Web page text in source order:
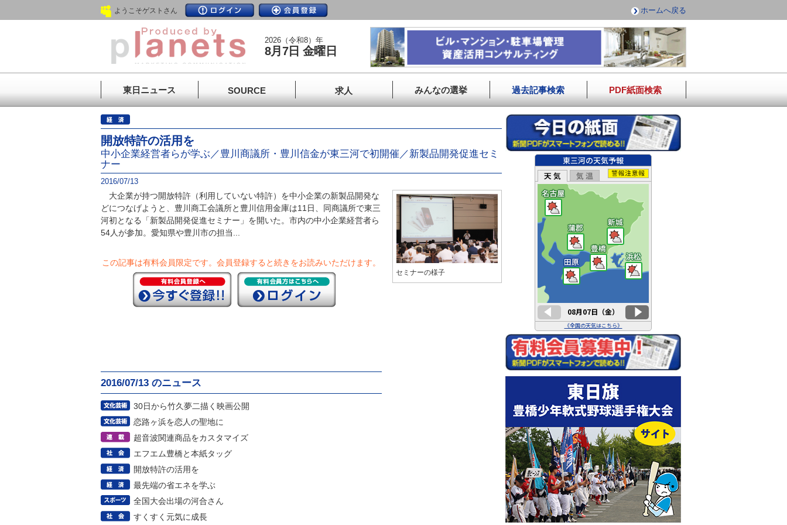
ようこそゲストさん ホームへ戻る
2026（令和8）年
8月7日 金曜日
東日ニュース SOURCE 求人 みんなの選挙 過去記事検索 PDF紙面検索
開放特許の活用を
中小企業経営者らが学ぶ／豊川商議所・豊川信金が東三河で初開催／新製品開発促進セミ
ナー
2016/07/13
大企業が持つ開放特許（利用していない特許）を中小企業の新製品開発な
どにつなげようと、豊川商工会議所と豊川信用金庫は11日、同商議所で東三
河初となる「新製品開発促進セミナー」を開いた。市内の中小企業経営者ら
54人が参加。愛知県や豊川市の担当...
この記事は有料会員限定です。 会員登録すると続きをお読みいただけます。
2016/07/13 のニュース
30日から竹久夢二描く映画公開
恋路ヶ浜を恋人の聖地に
超音波関連商品をカスタマイズ
エフエム豊橋と本紙タッグ
開放特許の活用を
最先端の省エネを学ぶ
全国大会出場の河合さん
すくすく元気に成長
セミナーの様子